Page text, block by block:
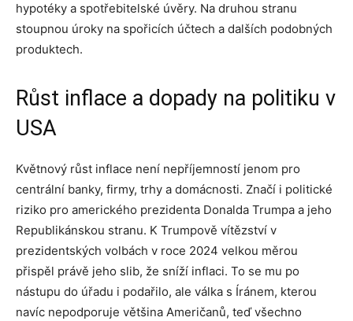
hypotéky a spotřebitelské úvěry. Na druhou stranu
stoupnou úroky na spořicích účtech a dalších podobných
produktech.
Růst inflace a dopady na politiku v
USA
Květnový růst inflace není nepříjemností jenom pro
centrální banky, firmy, trhy a domácnosti. Značí i politické
riziko pro amerického prezidenta Donalda Trumpa a jeho
Republikánskou stranu. K Trumpově vítězství v
prezidentských volbách v roce 2024 velkou měrou
přispěl právě jeho slib, že sníží inflaci. To se mu po
nástupu do úřadu i podařilo, ale válka s Íránem, kterou
navíc nepodporuje většina Američanů, teď všechno